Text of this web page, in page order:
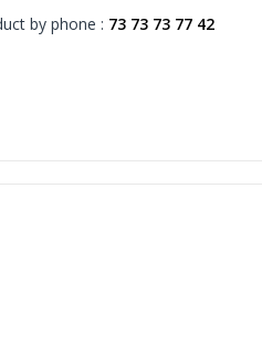
by phone : 73 73 73 77 42